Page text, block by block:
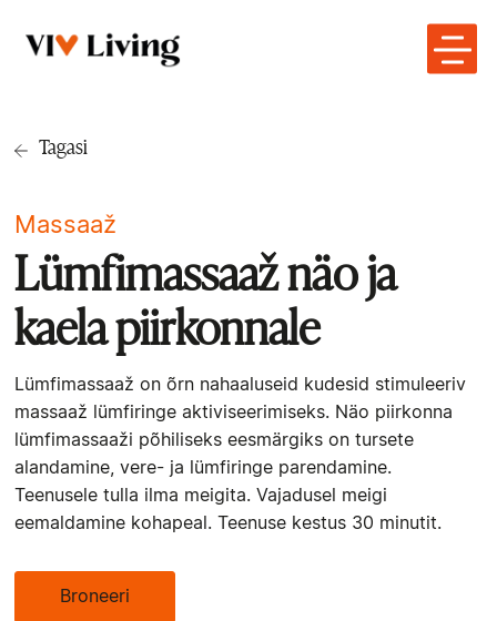
Tagasi
Massaaž
Lümfimassaaž näo ja
kaela piirkonnale
Lümfimassaaž on õrn nahaaluseid kudesid stimuleeriv
massaaž lümfiringe aktiviseerimiseks. Näo piirkonna
lümfimassaaži põhiliseks eesmärgiks on tursete
alandamine, vere- ja lümfiringe parendamine.
Teenusele tulla ilma meigita. Vajadusel meigi
eemaldamine kohapeal. Teenuse kestus 30 minutit.
Broneeri